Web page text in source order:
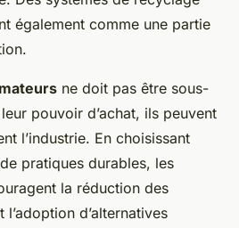
également comme une partie
ne doit pas être sous-
pouvoir d’achat, ils peuvent
l’industrie. En choisissant
pratiques durables, les
la réduction des
l’adoption d’alternatives